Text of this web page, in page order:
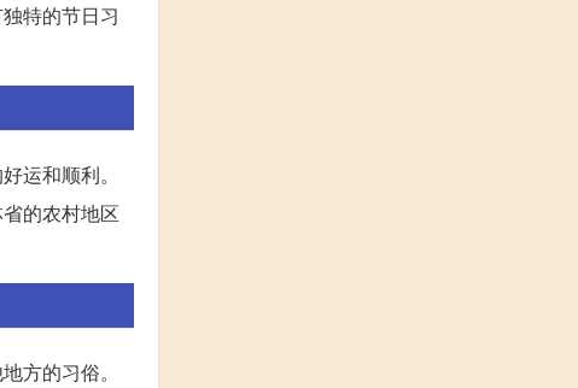
特的节日习
运和顺利。
的农村地区
方的习俗。